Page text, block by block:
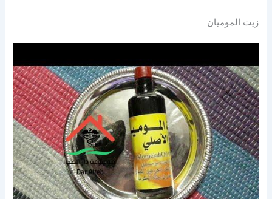
زيت الموميان